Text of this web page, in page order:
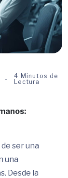
4 Minutos de
Lectura
ser una
una
Desde la